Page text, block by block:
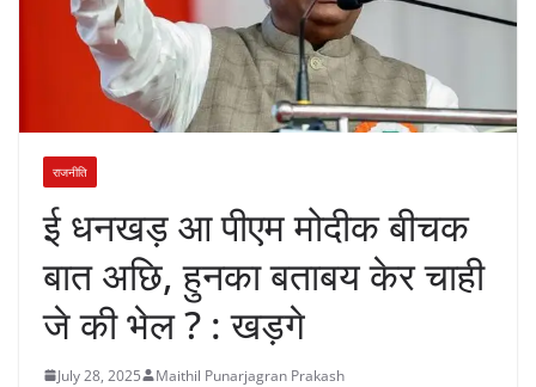
राजनीति
ई धनखड़ आ पीएम मोदीक बीचक
बात अछि, हुनका बताबय केर चाही
जे की भेल ? : खड़गे
July 28, 2025 Maithil Punarjagran Prakash